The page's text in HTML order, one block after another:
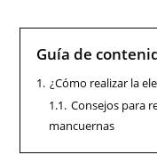
Guía de
1. ¿Cómo realizar la
1.1. Consejos para
mancuernas